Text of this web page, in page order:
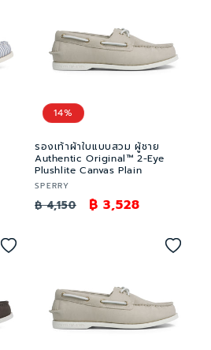
14%
รองเท้าผ้าใบแบบสวม ผู้ชาย
Authentic Original™ 2-Eye
Plushlite Canvas Plain
เวน
เด
SPERRY
ราคา
฿ 4,150
ราคา
฿ 3,528